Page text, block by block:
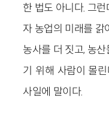
한 법도 아니다. 그
자 농업의 미래를 갉
농사를 더 짓고, 농
기 위해 사람이 몰
사일에 말이다.